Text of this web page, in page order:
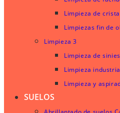
Limpieza de
Limpiezas fin de
Limpieza 3
Limpieza de
Limpieza
Limpieza y
SUELOS